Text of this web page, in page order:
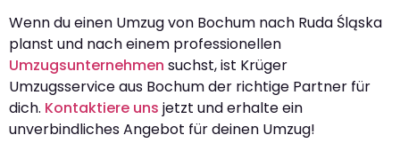
Wenn du einen Umzug von Bochum nach Ruda Śląska
planst und nach einem professionellen
Umzugsunternehmen suchst, ist Krüger
Umzugsservice aus Bochum der richtige Partner für
dich. Kontaktiere uns jetzt und erhalte ein
unverbindliches Angebot für deinen Umzug!